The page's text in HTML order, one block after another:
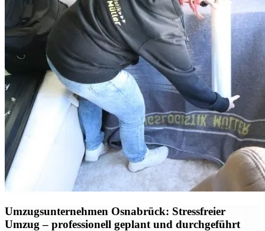
Umzugsunternehmen Osnabrück: Stressfreier
Umzug – professionell geplant und durchgeführt